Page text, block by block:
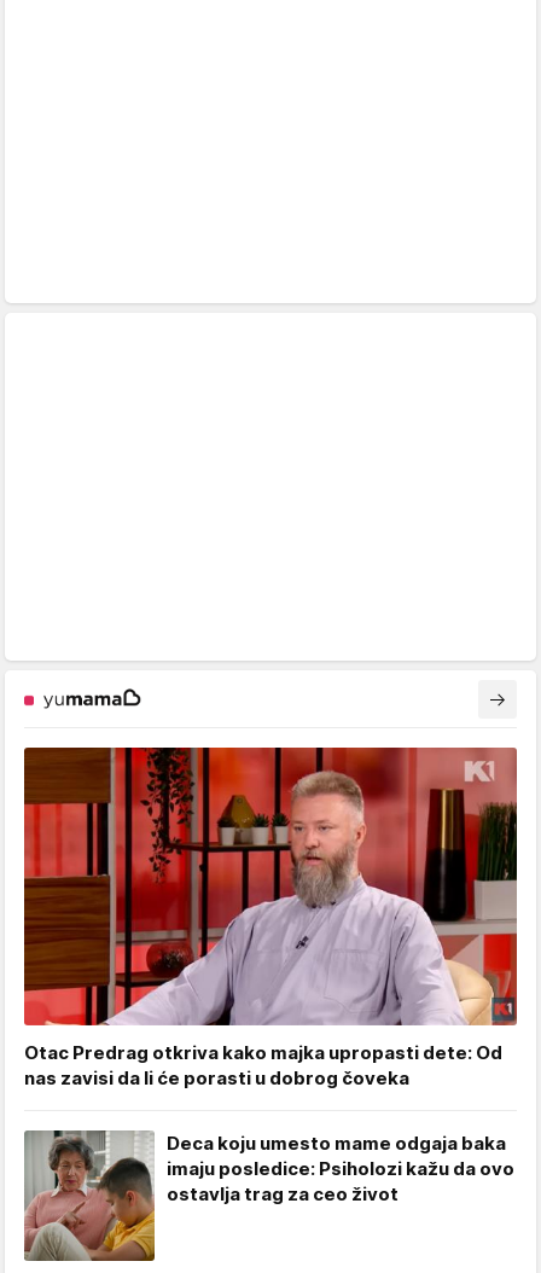
Otac Predrag otkriva kako majka upropasti dete: Od
nas zavisi da li će porasti u dobrog čoveka
Deca koju umesto mame odgaja baka
imaju posledice: Psiholozi kažu da ovo
ostavlja trag za ceo život